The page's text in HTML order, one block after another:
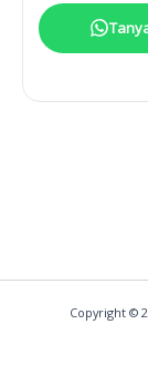
Copyright ©